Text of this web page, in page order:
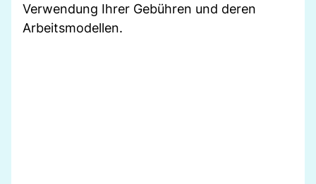
Verwendung Ihrer Gebühren und deren
Arbeitsmodellen.